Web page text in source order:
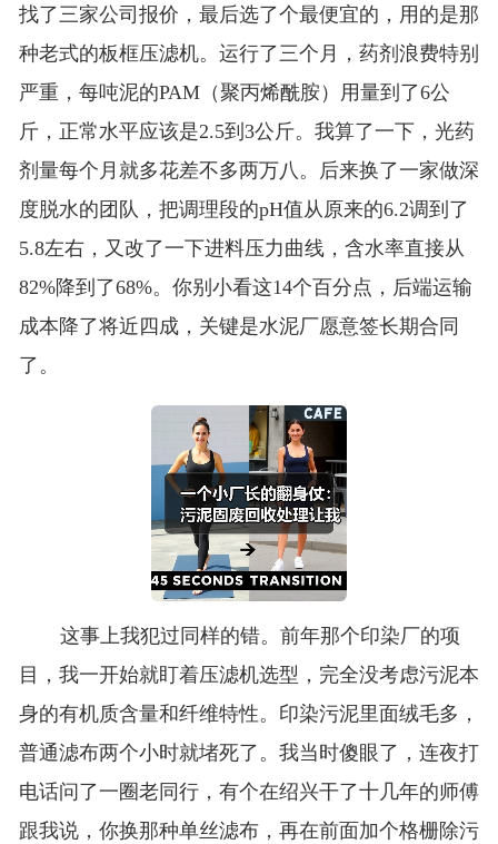
找了三家公司报价，最后选了个最便宜的，用的是那
种老式的板框压滤机。运行了三个月，药剂浪费特别
严重，每吨泥的PAM（聚丙烯酰胺）用量到了6公
斤，正常水平应该是2.5到3公斤。我算了一下，光药
剂量每个月就多花差不多两万八。后来换了一家做深
度脱水的团队，把调理段的pH值从原来的6.2调到了
5.8左右，又改了一下进料压力曲线，含水率直接从
82%降到了68%。你别小看这14个百分点，后端运输
成本降了将近四成，关键是水泥厂愿意签长期合同
了。
这事上我犯过同样的错。前年那个印染厂的项
目，我一开始就盯着压滤机选型，完全没考虑污泥本
身的有机质含量和纤维特性。印染污泥里面绒毛多，
普通滤布两个小时就堵死了。我当时傻眼了，连夜打
电话问了一圈老同行，有个在绍兴干了十几年的师傅
跟我说，你换那种单丝滤布，再在前面加个格栅除污